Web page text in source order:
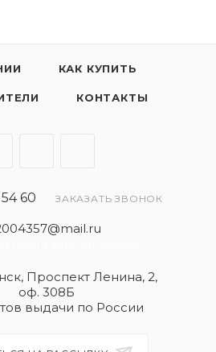
КАК КУПИТЬ
КОНТАКТЫ
60 ЗАКАЗАТЬ ЗВОНОК
Проспект Ленина, 2,
оф. 308Б
выдачи по России